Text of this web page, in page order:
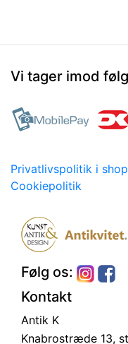
Vi tager imod
Privatlivspolitik i
Cookiepolitik
Følg os:
Kontakt
Antik K
Knabrostræde 13,